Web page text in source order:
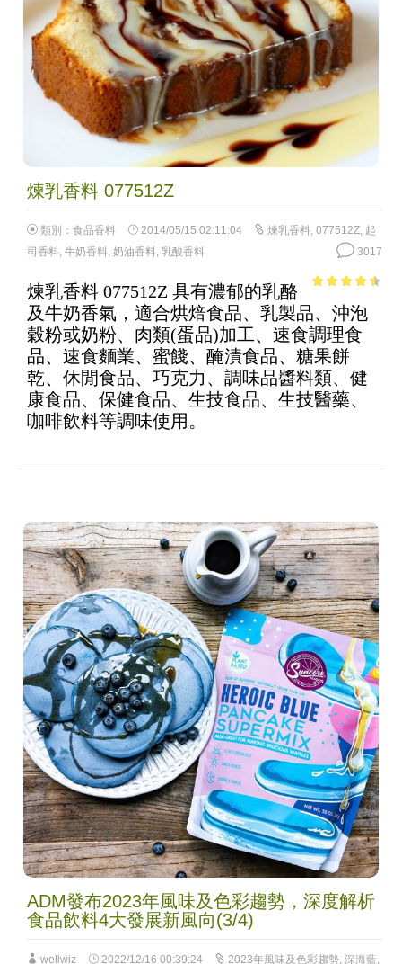
煉乳香料 077512Z
類別： 食品香料 2014/05/15 02:11:04 煉乳香料 077512Z, 起
司香料 牛奶香料 奶油香料 乳酸香料 3017
of 5
煉乳香料 077512Z 具有濃郁的乳酪
及牛奶香氣，適合烘焙食品、乳製品、沖泡
穀粉或奶粉、肉類(蛋品)加工、速食調理食
品、速食麵業、蜜餞、醃漬食品、糖果餅
乾、休閒食品、巧克力、調味品醬料類、健
康食品、保健食品、生技食品、生技醫藥、
咖啡飲料等調味使用。
ADM發布2023年風味及色彩趨勢，深度解析
食品飲料4大發展新風向(3/4)
wellwiz 2022/12/16 00:39:24 2023年風味及色彩趨勢, 深海藍